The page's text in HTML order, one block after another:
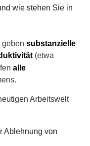
wie stehen Sie in
geben substanzielle
(etwa
alle
Arbeitswelt
Ablehnung von